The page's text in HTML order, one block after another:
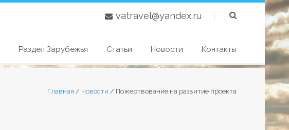
vatravel@yandex.ru |
Раздел Зарубежья Статьи Новости Контакты
Главная / Новости / Пожертвование на развитие проекта